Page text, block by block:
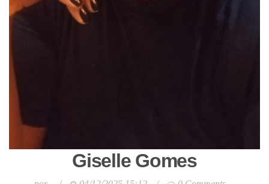
Giselle Gomes